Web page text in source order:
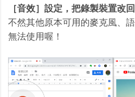
［音效］設定，把錄製裝置改
不然其他原本可用的麥克風、
無法使用喔！